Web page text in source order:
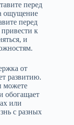
перед
ощущение
перед
к
и
от
развитию.
можете
обогащает
или
с разных